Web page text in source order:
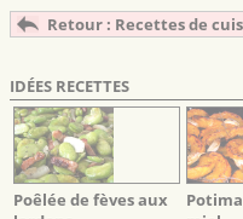
Retour : Recettes de
IDÉES RECETTES
Poêlée de fèves aux